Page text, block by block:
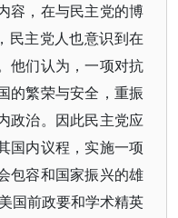
容，在与民主党的博
民主党人也意识到在
他们认为，一项对抗
的繁荣与安全，重振
政治。因此民主党应
国内议程，实施一项
包容和国家振兴的雄
国前政要和学术精英